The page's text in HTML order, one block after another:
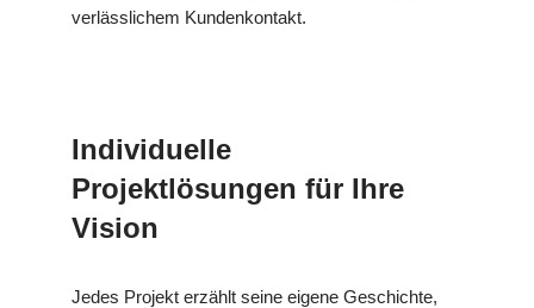
verlässlichem Kundenkontakt.
Individuelle
Projektlösungen für Ihre
Vision
Jedes Projekt erzählt seine eigene Geschichte,